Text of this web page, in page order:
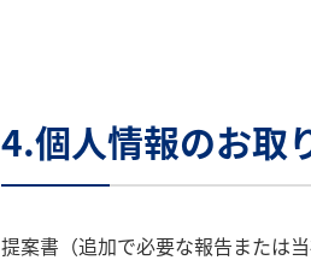
4.個人情報のお取
提案書（追加で必要な報告または